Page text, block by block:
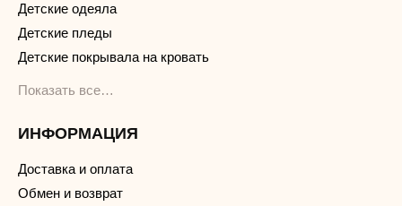
Детские одеяла
Детские пледы
Детские покрывала на кровать
Показать все…
ИНФОРМАЦИЯ
Доставка и оплата
Обмен и возврат